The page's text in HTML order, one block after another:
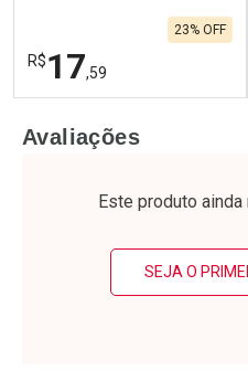
R$17,59
23% OFF
Laboratório
Por Menos
Avaliações
Este produto
SEJA O